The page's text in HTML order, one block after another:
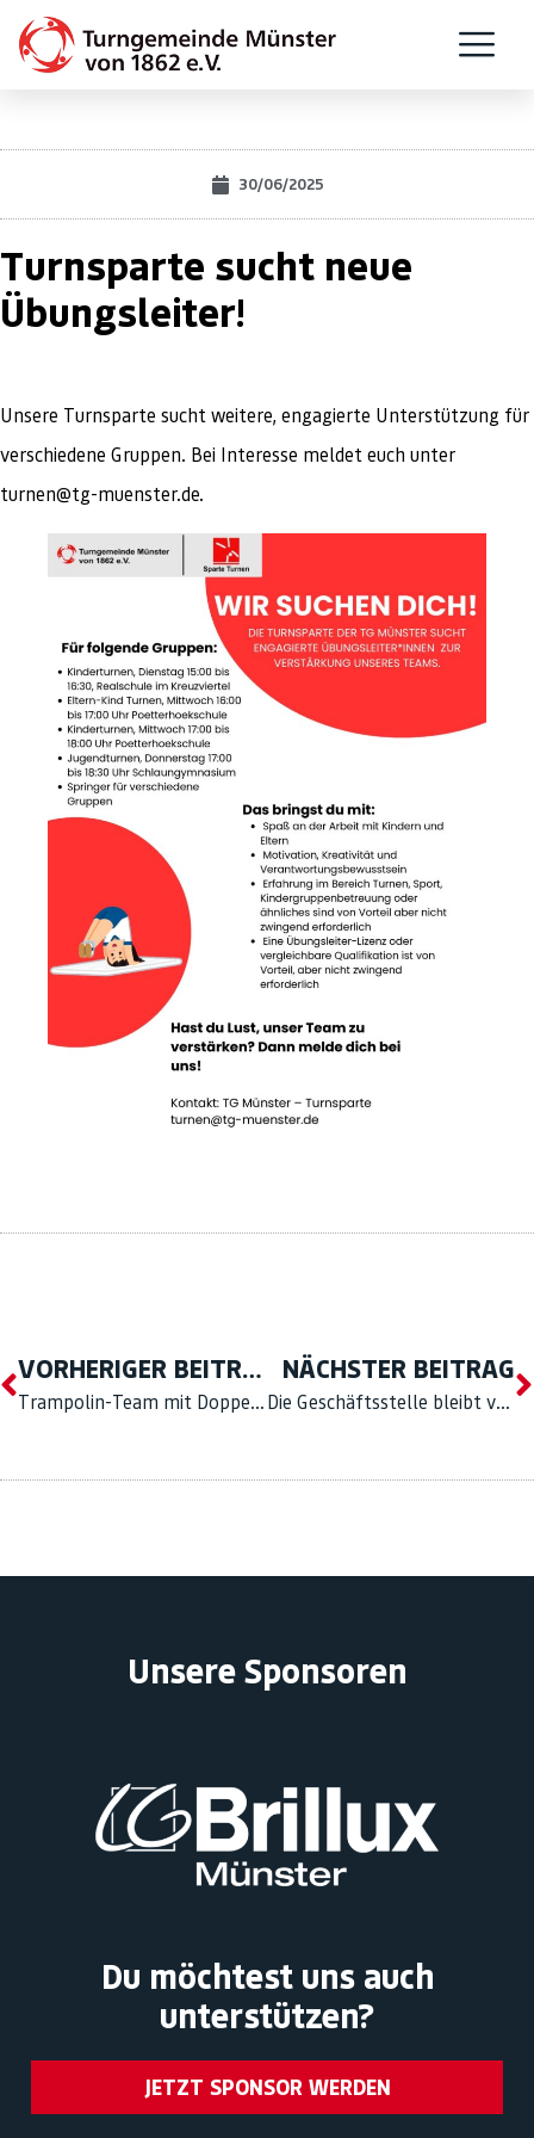
30/06/2025
Turnsparte sucht neue
Übungsleiter!
Unsere Turnsparte sucht weitere, engagierte Unterstützung für
verschiedene Gruppen. Bei Interesse meldet euch unter
turnen@tg-muenster.de.
VORHERIGER BEITRAG
Trampolin-Team mit Doppelerfolg – WM-Qualifikation und Finaleinzug in Bundesliga
NÄCHSTER BEITRAG
Die Geschäftsstelle bleibt vom 14.07-08.08.2025 geschlossen
Unsere Sponsoren
Du möchtest uns auch
unterstützen?
JETZT SPONSOR WERDEN